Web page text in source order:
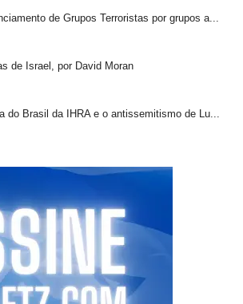
de Grupos Terroristas por grupos a...
de Israel, por David Moran
do Brasil da IHRA e o antissemitismo de Lu...